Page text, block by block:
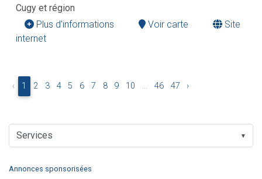
Cugy et région
Plus d'informations
Voir carte
Site
internet
‹ 1 2 3 4 5 6 7 8 9 10 ... 46 47 ›
▼
Annonces sponsorisées